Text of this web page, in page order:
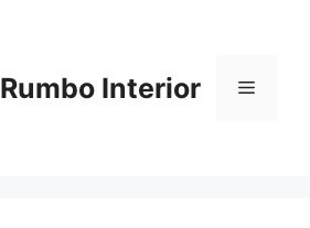
Rumbo Interior Menú